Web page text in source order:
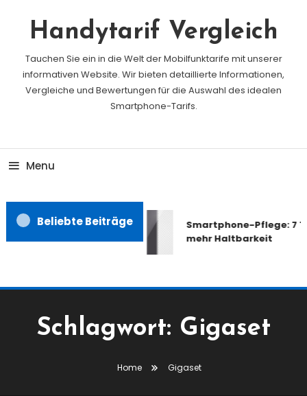
Handytarif Vergleich
Tauchen Sie ein in die Welt der Mobilfunktarife mit unserer
informativen Website. Wir bieten detaillierte Informationen,
Vergleiche und Bewertungen für die Auswahl des idealen
Smartphone-Tarifs.
Menu
Beliebte Beiträge
Smartphone-Pflege: 7
mehr Haltbarkeit
Schlagwort: Gigaset
Home Gigaset